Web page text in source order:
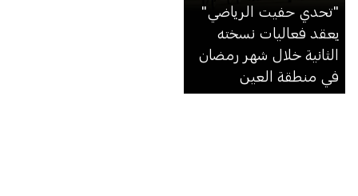
"تحدي حفيت الرياضي"
يعقد فعاليات نسخته
الثانية خلال شهر رمضان
في منطقة العين